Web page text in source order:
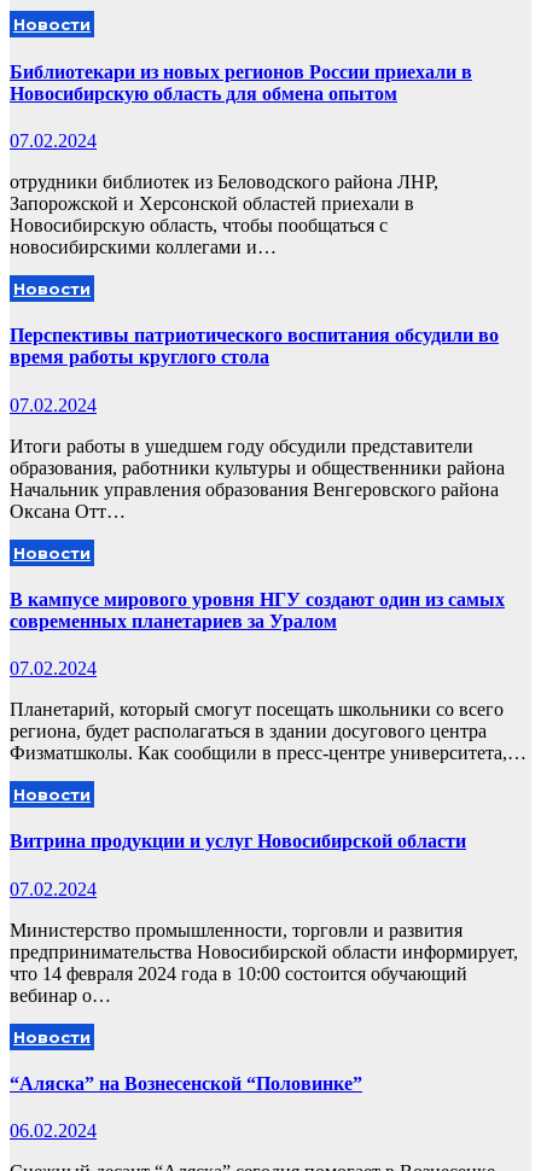
Новости
Библиотекари из новых регионов России приехали в
Новосибирскую область для обмена опытом
07.02.2024
отрудники библиотек из Беловодского района ЛНР,
Запорожской и Херсонской областей приехали в
Новосибирскую область, чтобы пообщаться с
новосибирскими коллегами и…
Новости
Перспективы патриотического воспитания обсудили во
время работы круглого стола
07.02.2024
Итоги работы в ушедшем году обсудили представители
образования, работники культуры и общественники района
Начальник управления образования Венгеровского района
Оксана Отт…
Новости
В кампусе мирового уровня НГУ создают один из самых
современных планетариев за Уралом
07.02.2024
Планетарий, который смогут посещать школьники со всего
региона, будет располагаться в здании досугового центра
Физматшколы. Как сообщили в пресс-центре университета,…
Новости
Витрина продукции и услуг Новосибирской области
07.02.2024
Министерство промышленности, торговли и развития
предпринимательства Новосибирской области информирует,
что 14 февраля 2024 года в 10:00 состоится обучающий
вебинар о…
Новости
“Аляска” на Вознесенской “Половинке”
06.02.2024